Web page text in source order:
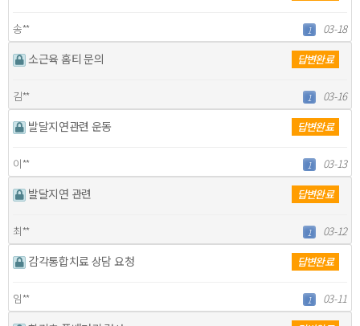
송** 1 03-18
소근육 홈티 문의 답변완료
김** 1 03-16
발달지연관련 운동 답변완료
이** 1 03-13
발달지연 관련 답변완료
최** 1 03-12
감각통합치료 상담 요청 답변완료
임** 1 03-11